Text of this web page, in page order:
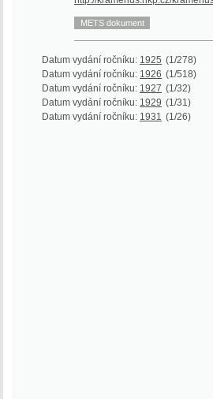
Datum vydání ročníku:1925 (1/278)
Datum vydání ročníku:1926 (1/518)
Datum vydání ročníku:1927 (1/32)
Datum vydání ročníku:1931 (1/26)